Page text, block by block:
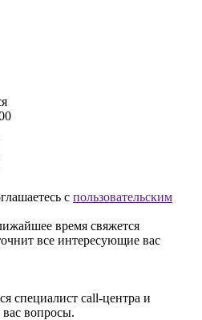
с пользовательским
время свяжется
все интересующие вас
специалист call-центра и
вопросы.